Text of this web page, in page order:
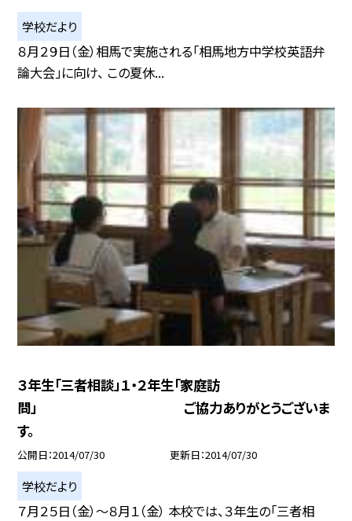
学校だより
８月２９日（金）相馬で実施される「相馬地方中学校英語弁
論大会」に向け、 この夏休...
３年生「三者相談」１・２年生「家庭訪
問」 ご協力ありがとうございま
す。
公開日 2014/07/30 更新日 2014/07/30
学校だより
７月２５日（金）〜８月１（金） 本校では、３年生の「三者相